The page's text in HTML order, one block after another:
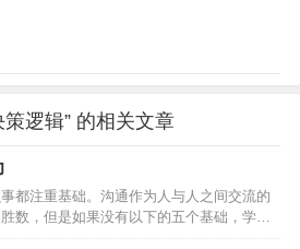
逻辑” 的相关文章
都注重基础。沟通作为人与人之间交流的
数，但是如果没有以下的五个基础，学再
发挥不出来，甚至影响的是自己的心理健